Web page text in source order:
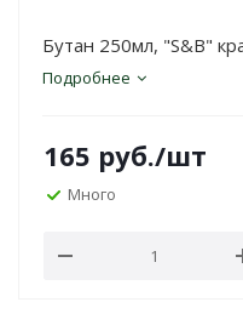
Бутан 250мл, "S&B"
Подробнее
165 руб./шт
Много